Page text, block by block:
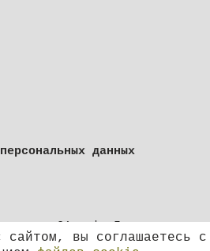
данных
д. 21, оф. 5
сайтом, вы соглашаетесь с